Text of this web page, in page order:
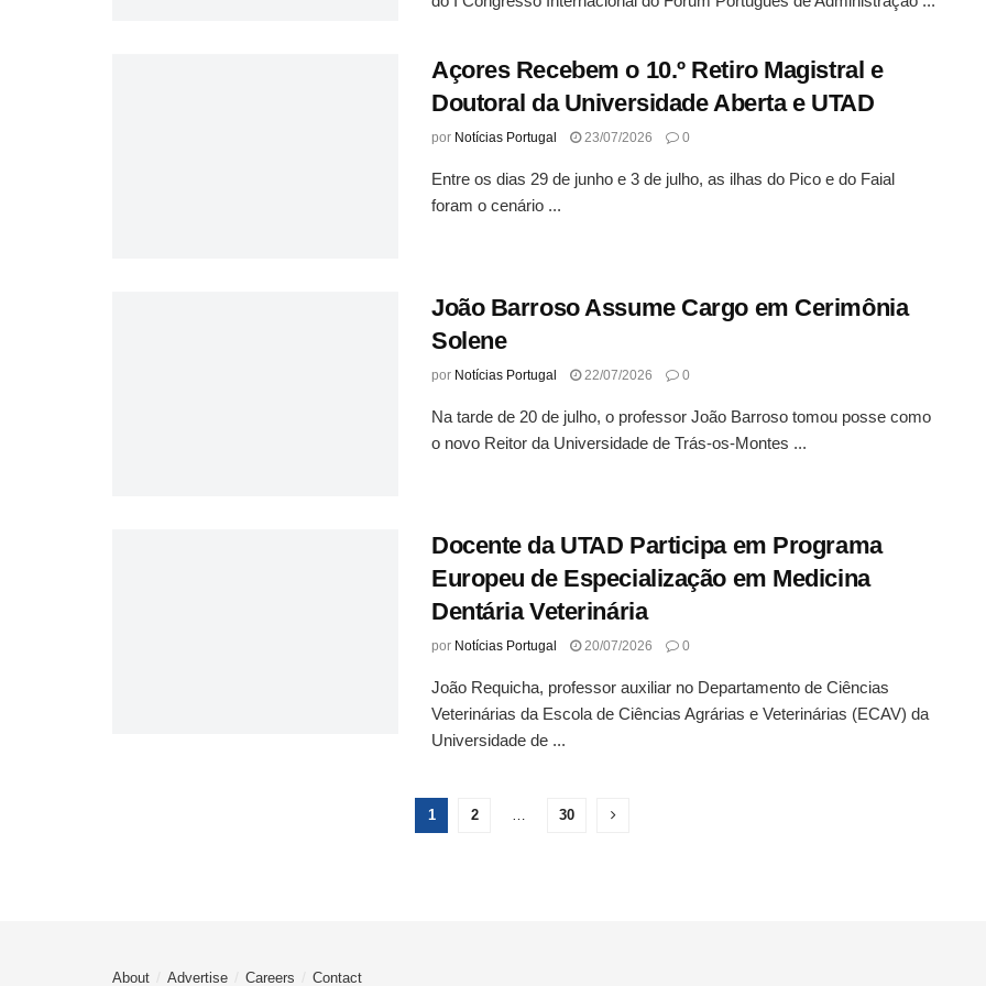
Açores Recebem o 10.º Retiro Magistral e
Doutoral da Universidade Aberta e UTAD
por Notícias Portugal 23/07/2026 0
Entre os dias 29 de junho e 3 de julho, as ilhas do Pico e do Faial
foram o cenário ...
João Barroso Assume Cargo em Cerimônia
Solene
por Notícias Portugal 22/07/2026 0
Na tarde de 20 de julho, o professor João Barroso tomou posse como
o novo Reitor da Universidade de Trás-os-Montes ...
Docente da UTAD Participa em Programa
Europeu de Especialização em Medicina
Dentária Veterinária
por Notícias Portugal 20/07/2026 0
João Requicha, professor auxiliar no Departamento de Ciências
Veterinárias da Escola de Ciências Agrárias e Veterinárias (ECAV) da
Universidade de ...
1 2 … 30
About Advertise Careers Contact